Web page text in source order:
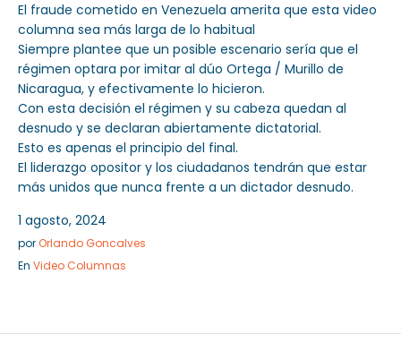
El fraude cometido en Venezuela amerita que esta video
columna sea más larga de lo habitual
Siempre plantee que un posible escenario sería que el
régimen optara por imitar al dúo Ortega / Murillo de
Nicaragua, y efectivamente lo hicieron.
Con esta decisión el régimen y su cabeza quedan al
desnudo y se declaran abiertamente dictatorial.
Esto es apenas el principio del final.
El liderazgo opositor y los ciudadanos tendrán que estar
más unidos que nunca frente a un dictador desnudo.
1 agosto, 2024
por Orlando Goncalves
En Video Columnas